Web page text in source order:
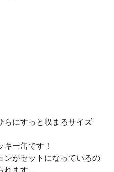
らにすっと収まるサイズ
ー缶です！
ンがセットになっているの
ます。